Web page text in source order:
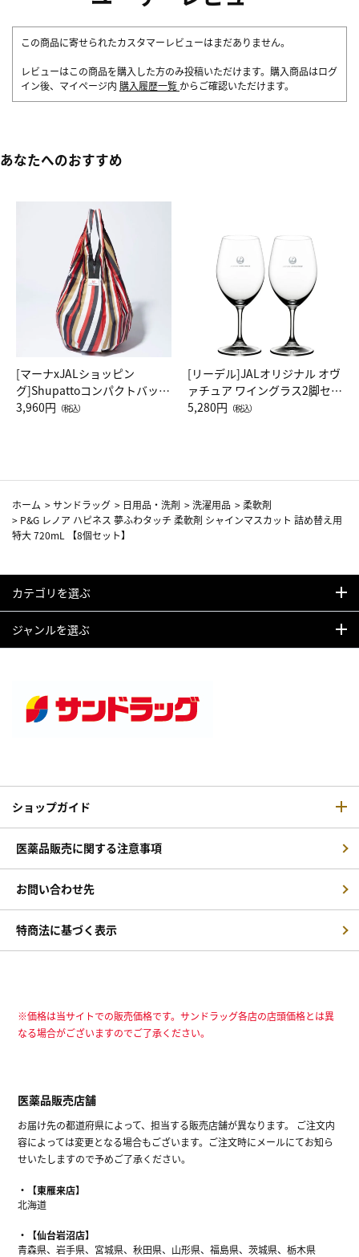
この商品に寄せられたカスタマーレビューはまだありません。
レビューはこの商品を購入した方のみ投稿いただけます。購入商品はログ
イン後、マイページ内 購入履歴一覧 からご確認いただけます。
あなたへのおすすめ
[マーナxJALショッピン
グ]Shupattoコンパクトバッグ
Drop JAL客室乗務員（LC）ス
3,960円 （税込）
[リーデル]JALオリジナル オヴ
ァチュア ワイングラス2脚セッ
ト（レッドワイン）
5,280円 （税込）
ホーム >サンドラッグ > 日用品・洗剤 >洗濯用品 >柔軟剤
> P&G レノア ハピネス 夢ふわタッチ 柔軟剤 シャインマスカット 詰め替え用
特大 720mL 【8個セット】
カテゴリを選ぶ
ジャンルを選ぶ
ショップガイド
医薬品販売に関する注意事項
お問い合わせ先
特商法に基づく表示
※価格は当サイトでの販売価格です。サンドラッグ各店の店頭価格とは異
なる場合がございますのでご了承ください。
医薬品販売店舗
お届け先の都道府県によって、担当する販売店舗が異なります。 ご注文内
容によっては変更となる場合もございます。ご注文時にメールにてお知ら
せいたしますので予めご了承ください。
【東雁来店】
北海道
【仙台岩沼店】
青森県、岩手県、宮城県、秋田県、山形県、福島県、茨城県、栃木県